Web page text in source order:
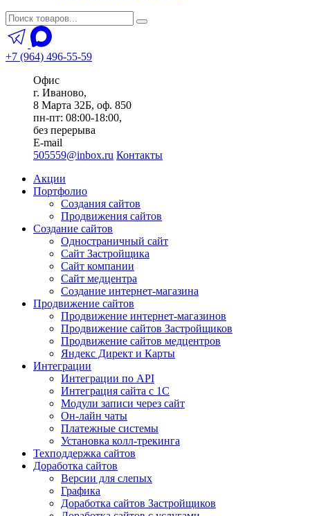
+7 (964) 496-55-59
Офис
г. Иваново,
8 Марта 32Б, оф. 850
пн-пт: 08:00-18:00,
без перерыва
E-mail
505559@inbox.ru Контакты
Акции
Портфолио
Создания сайтов
Продвижения сайтов
Создание сайтов
Одностраничный сайт
Сайт Застройщика
Сайт компании
Сайт медцентра
Создание интернет-магазина
Продвижение сайтов
Продвижение интернет-магазинов
Продвижение сайтов Застройщиков
Продвижение сайтов медцентров
Яндекс Директ и Карты
Интеграции
Интеграции по API
Интеграция сайта с 1С
Модули записи через сайт
Он-лайн чаты
Платежные системы
Установка колл-трекинга
Техподдержка сайтов
Доработка сайтов
Версии для слепых
Графика
Доработка сайтов Застройщиков